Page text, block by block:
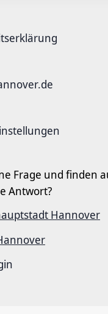
Frage und finden
Antwort?
Hannover